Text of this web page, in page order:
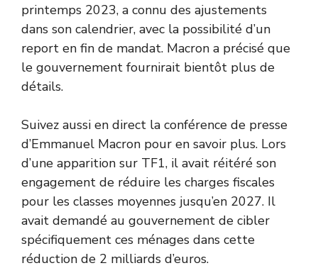
printemps 2023, a connu des ajustements
dans son calendrier, avec la possibilité d’un
report en fin de mandat. Macron a précisé que
le gouvernement fournirait bientôt plus de
détails.
Suivez aussi en direct la conférence de presse
d’Emmanuel Macron pour en savoir plus. Lors
d’une apparition sur TF1, il avait réitéré son
engagement de réduire les charges fiscales
pour les classes moyennes jusqu’en 2027. Il
avait demandé au gouvernement de cibler
spécifiquement ces ménages dans cette
réduction de 2 milliards d’euros.